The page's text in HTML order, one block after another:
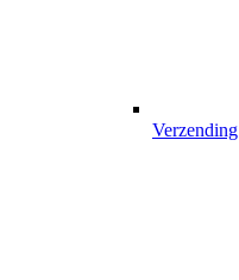
Verzending